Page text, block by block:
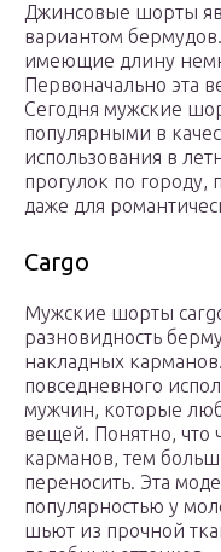
Джинсовые шорты
вариантом
имеющие длину
Первоначально эта
Сегодня мужские
популярными в
использования в
прогулок по городу,
даже для
Сargo
Мужские шорты
разновидность
накладных
повседневного
мужчин, которые
вещей. Понятно, что
карманов, тем
переносить. Эта
популярностью у
шьют из прочной